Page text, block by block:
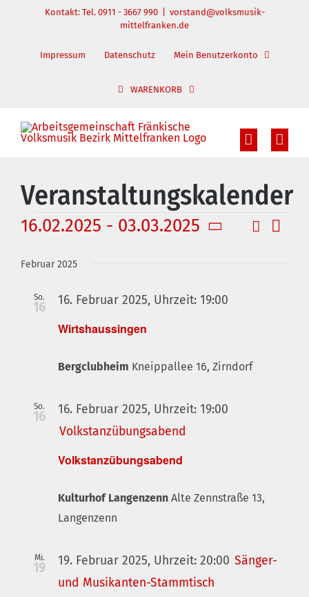
springen
Kontakt: Tel. 0911 - 3667 990
vorstand@volksmusik-
mittelfranken.de
Impressum Datenschutz Mein Benutzerkonto
WARENKORB
Veranstaltungskalender
Veranstaltungen
Suche
Liste
16.02.2025 - 03.03.2025
wählen.
Februar 2025
So.
16
Wirtshaussingen
16. Februar 2025, Uhrzeit: 19:00
Bergclubheim Kneippallee 16, Zirndorf
So.
16
Volkstanzübungsabend
16. Februar 2025, Uhrzeit: 19:00
Volkstanzübungsabend
Kulturhof Langenzenn Alte Zennstraße 13,
Langenzenn
Mi.
19 19. Februar 2025, Uhrzeit: 20:00 Sänger-
und Musikanten-Stammtisch